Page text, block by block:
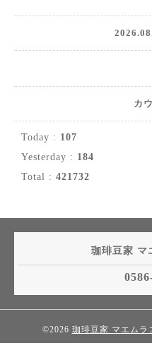
カ
Today : 107
Yesterday : 184
Total : 421732
珈琲豆家 マ
©2026 珈琲豆家 マエムラ